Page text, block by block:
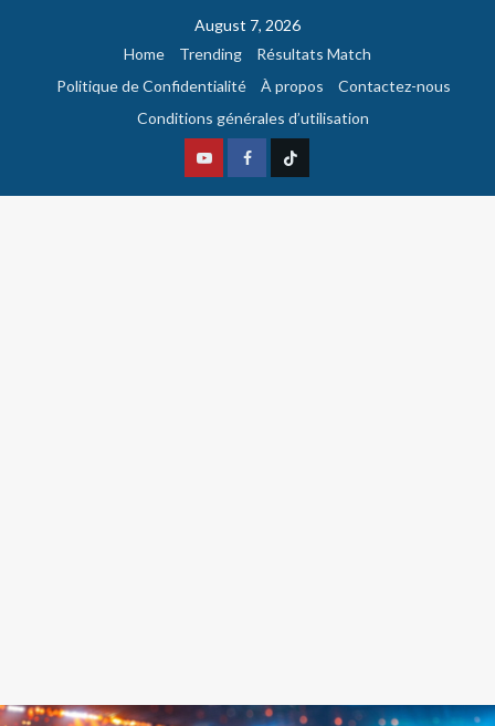
August 7, 2026
Home
Trending
Résultats Match
Politique de Confidentialité
À propos
Contactez-nous
Conditions générales d’utilisation